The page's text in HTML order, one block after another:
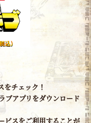
チェック！
ブアプリをダウンロード
ビスをご利用することが